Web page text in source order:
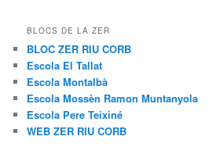
BLOCS DE LA ZER
BLOC ZER RIU CORB
Escola El Tallat
Escola Montalbà
Escola Mossèn Ramon Muntanyola
Escola Pere Teixiné
WEB ZER RIU CORB